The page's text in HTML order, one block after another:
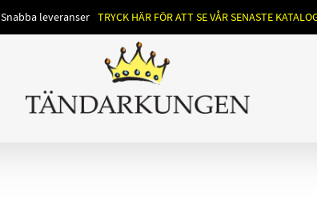
Snabba leveranser TRYCK HÄR FÖR ATT SE VÅR SENASTE